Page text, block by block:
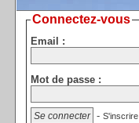
Connectez-vous
Email :
Mot de passe :
- S'inscrire